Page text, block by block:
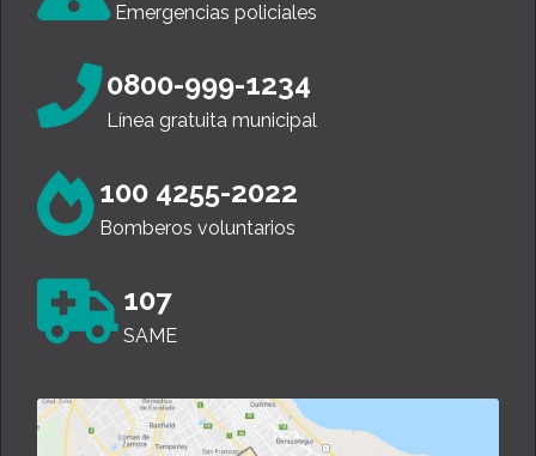
Emergencias policiales
0800-999-1234
Línea gratuita municipal
100 4255-2022
Bomberos voluntarios
107
SAME